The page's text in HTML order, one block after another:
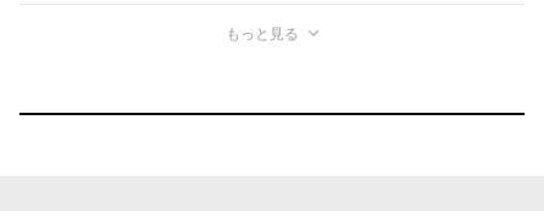
もっと見る